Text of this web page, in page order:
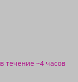
в течение ~4 часов